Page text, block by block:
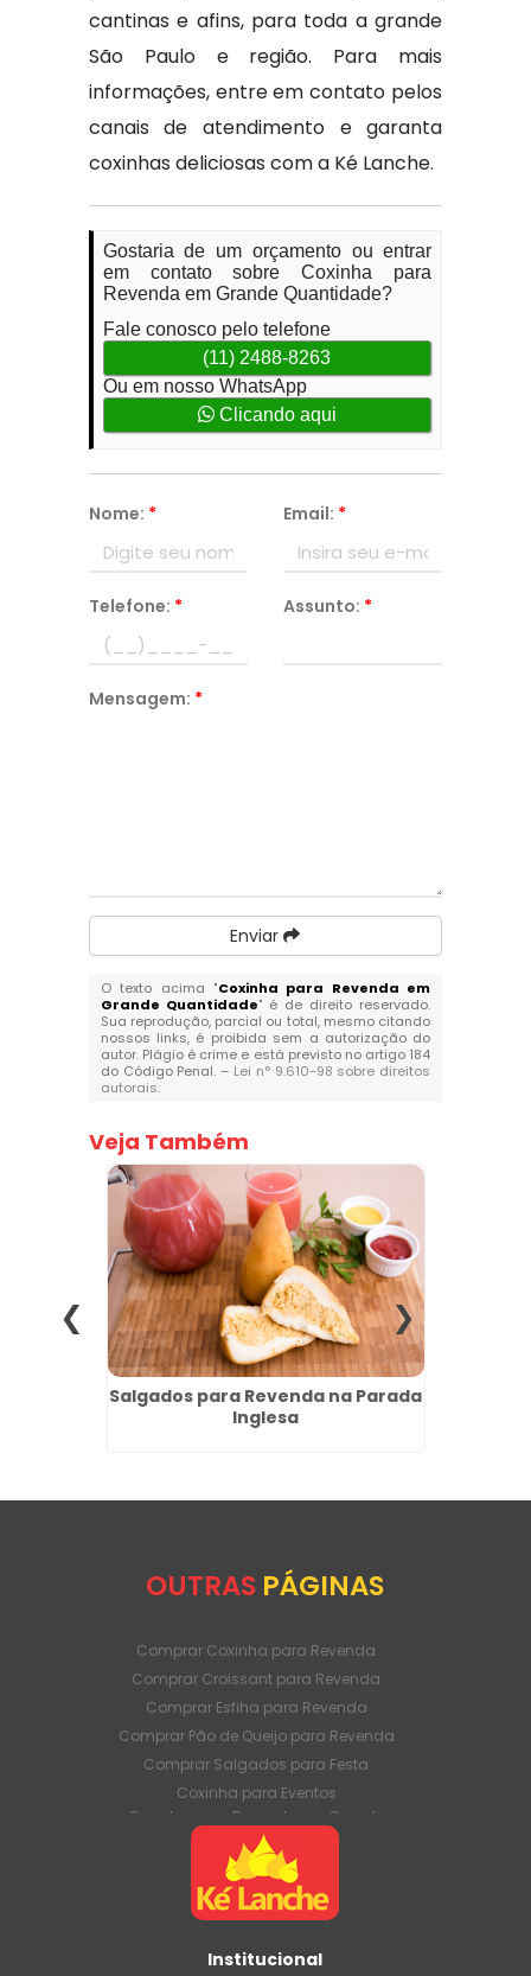
cantinas e afins, para toda a grande
São Paulo e região. Para mais
informações, entre em contato pelos
canais de atendimento e garanta
coxinhas deliciosas com a Ké Lanche.
Gostaria de um orçamento ou entrar
em contato sobre Coxinha para
Revenda em Grande Quantidade?
Fale conosco pelo telefone
(11) 2488-8263
Ou em nosso WhatsApp
Clicando aqui
Nome: * Email: *
Telefone: * Assunto: *
Mensagem: *
Enviar
O texto acima "Coxinha para Revenda em
Grande Quantidade" é de direito reservado.
Sua reprodução, parcial ou total, mesmo citando
nossos links, é proibida sem a autorização do
autor. Plágio é crime e está previsto no artigo 184
do Código Penal. – Lei n° 9.610-98 sobre direitos
autorais.
Veja Também
Salgados para Revenda na Parada
Inglesa
OUTRAS PÁGINAS
Comprar Coxinha para Revenda
Comprar Croissant para Revenda
Comprar Esfiha para Revenda
Comprar Pão de Queijo para Revenda
Comprar Salgados para Festa
Coxinha para Eventos
Coxinha para Revenda em Grande
Quantidade
Coxinha para Venda Direto da Fábrica
Coxinha para Venda em Atacado
Croissant para Revenda em Grande
Croissant para Venda Direto da Fábrica
Institucional